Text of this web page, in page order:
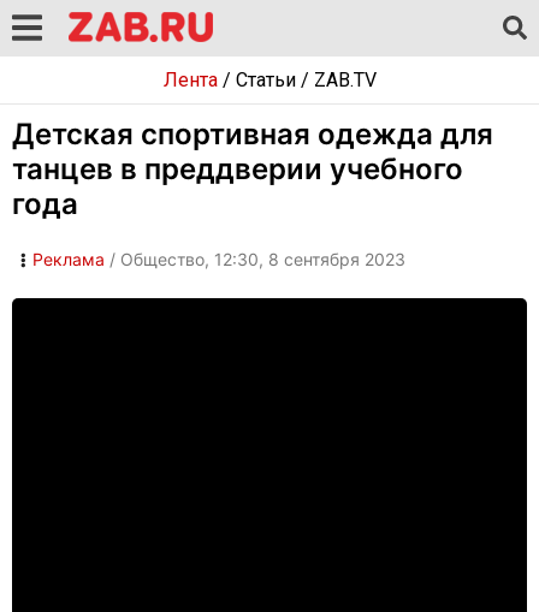
Лента/ Статьи/ ZAB.TV
Детская спортивная одежда для
танцев в преддверии учебного
года
Реклама / Общество, 12:30, 8 сентября 2023